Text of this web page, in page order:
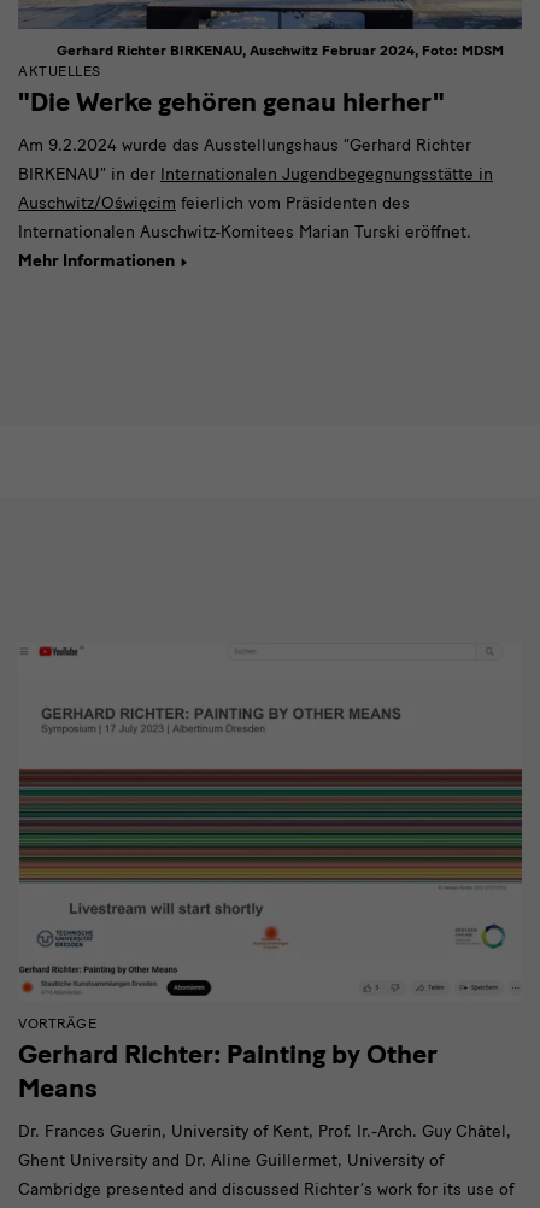
AKTUELLES
"Die Werke gehören genau hierher"
Am 9.2.2024 wurde das Ausstellungshaus “Gerhard Richter
BIRKENAU” in der Internationalen Jugendbegegnungsstätte in
Auschwitz/Oświęcim feierlich vom Präsidenten des
Internationalen Auschwitz-Komitees Marian Turski eröffnet.
Mehr Informationen
Gerhard Richter BIRKENAU, Auschwitz Februar 2024, Foto: MDSM
VORTRÄGE
Gerhard Richter: Painting by Other
Means
Dr. Frances Guerin, University of Kent, Prof. Ir.-Arch. Guy Châtel,
Ghent University and Dr. Aline Guillermet, University of
Cambridge presented and discussed Richter’s work for its use of